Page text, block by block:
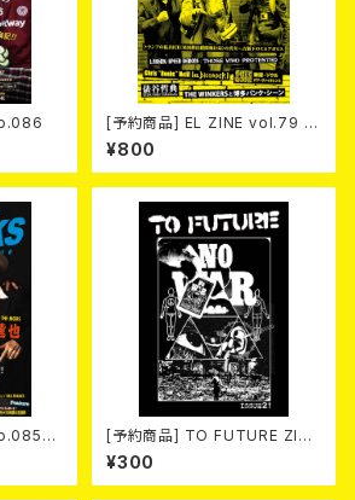
[予約商品] EL ZINE vol.79 8
月25日発売予定
¥800
[予約商品] TO FUTURE ZINE
2026 issue 21 -NO WAR! N
O HATE!- (ZINE) 2026年8月
6日発売！
¥300